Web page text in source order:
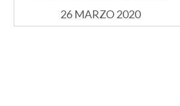
26 MARZO 2020